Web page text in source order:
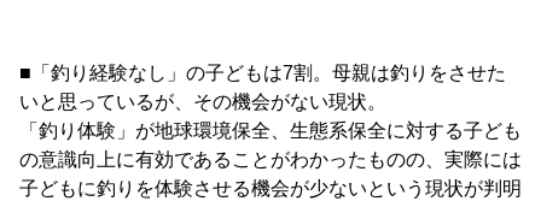
■「釣り経験なし」の子どもは7割。母親は釣りをさせた
いと思っているが、その機会がない現状。
「釣り体験」が地球環境保全、生態系保全に対する子ども
の意識向上に有効であることがわかったものの、実際には
子どもに釣りを体験させる機会が少ないという現状が判明